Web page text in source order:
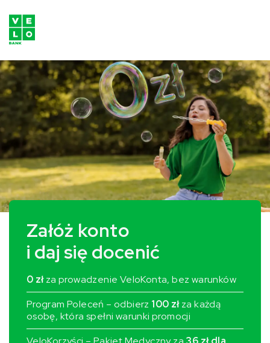
VeloBank – poznaj ofertę
Załóż konto
i daj się docenić
0 złza prowadzenie VeloKonta, bez warunków
Program Poleceń – odbierz 100 złza każdą
osobę, która spełni warunki promocji